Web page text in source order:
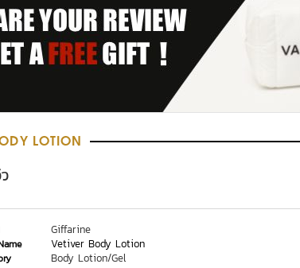
LOTION
Giffarine
Vetiver Body Lotion
Body Lotion/Gel